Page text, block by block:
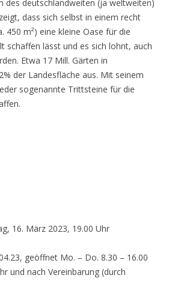
des deutschlandweiten (ja weltweiten)
dass sich selbst in einem recht
450 m²) eine kleine Oase für die
schaffen lässt und es sich lohnt, auch
Etwa 17 Mill. Gärten in
der Landesfläche aus. Mit seinem
sogenannte Trittsteine für die
16. März 2023, 19.00 Uhr
geöffnet Mo. – Do. 8.30 – 16.00
und nach Vereinbarung (durch